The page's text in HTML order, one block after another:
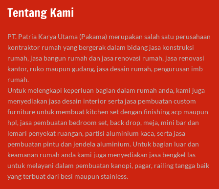
Tentang Kami
PT. Patria Karya Utama (Pakama) merupakan salah satu perusahaan
kontraktor rumah yang bergerak dalam bidang jasa konstruksi
rumah, jasa bangun rumah dan jasa renovasi rumah, jasa renovasi
kantor, ruko maupun gudang, jasa desain rumah, pengurusan imb
rumah.
Untuk melengkapi keperluan bagian dalam rumah anda, kami juga
menyediakan jasa desain interior serta jasa pembuatan custom
furniture untuk membuat kitchen set dengan finishing acp maupun
hpl, jasa pembuatan bedroom set, back drop, meja, mini bar dan
lemari penyekat ruangan, partisi aluminium kaca, serta jasa
pembuatan pintu dan jendela aluminium. Untuk bagian luar dan
keamanan rumah anda kami juga menyediakan jasa bengkel las
untuk melayani dalam pembuatan kanopi, pagar, railing tangga baik
yang terbuat dari besi maupun stainless.